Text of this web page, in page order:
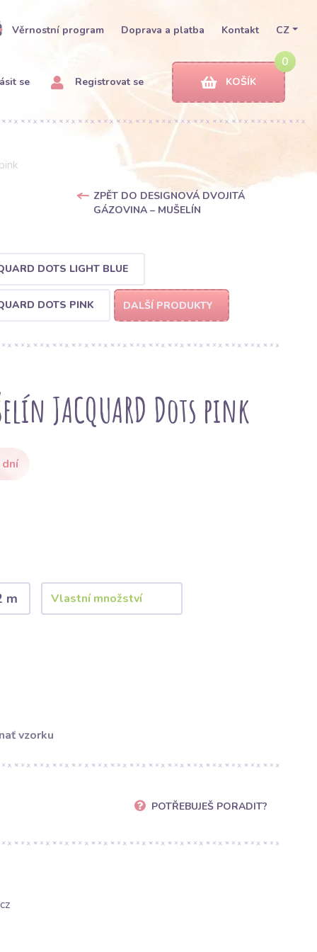
Věrnostní program Doprava a platba Kontakt CZ
se Registrovat se
0
KOŠÍK
ZPĚT DO DESIGNOVÁ DVOJITÁ
GÁZOVINA – MUŠELÍN
DOTS LIGHT BLUE
DOTS PINK DALŠÍ PRODUKTY
JACQUARD Dots pink
m
vzorku
POTŘEBUJEŠ PORADIT?